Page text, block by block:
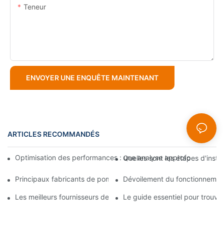
Teneur
ENVOYER UNE ENQUÊTE MAINTENANT
ARTICLES RECOMMANDÉS
Optimisation des performances : une analyse approfondie de
Quelles sont les étapes
Principaux fabricants de pompes à boues : entreprises leaders
Dévoilement du
Les meilleurs fournisseurs de pompes à boues du secteur : un
Le guide essentiel pour